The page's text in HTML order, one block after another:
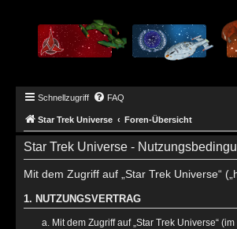
Schnellzugriff FAQ
Star Trek Universe Foren-Übersicht
Star Trek Universe -
Mit dem Zugriff auf „Star Trek Universe“
1. NUTZUNGSVERTRAG
Mit dem Zugriff auf „Star Trek Universe“